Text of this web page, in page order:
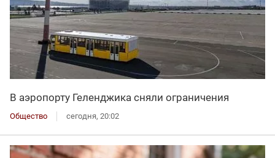
В аэропорту Геленджика сняли ограничения
Общество сегодня, 20:02